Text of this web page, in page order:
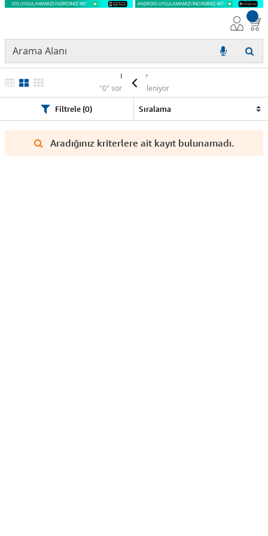
Ürünler
"0" sonuç listeleniyor
Filtrele (0)
Aradığınız kriterlere ait kayıt bulunamadı.